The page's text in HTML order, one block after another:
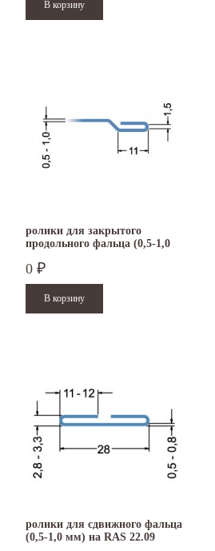
ролики для закрытого
продольного фальца (0,5-1,0
0 ₽
ролики для сдвижного фальца
(0,5-1,0 мм) на RAS 22.09